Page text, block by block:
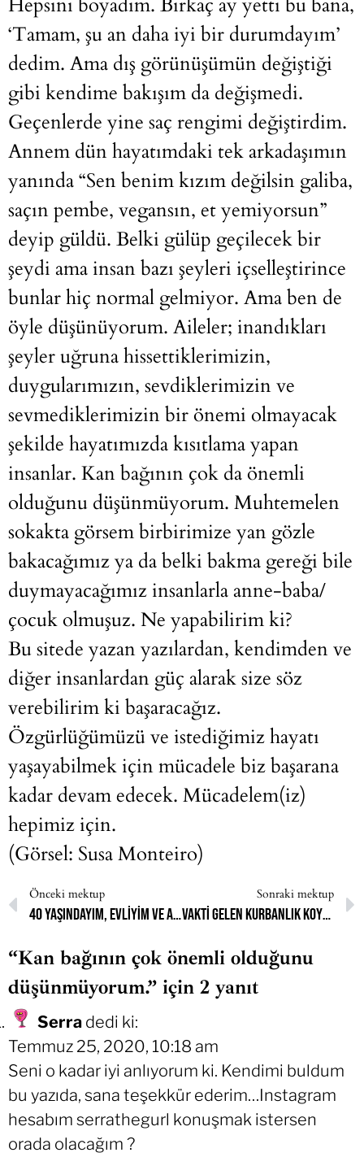
‘Tamam, şu an daha iyi bir durumdayım’
dedim. Ama dış görünüşümün değiştiği
gibi kendime bakışım da değişmedi.
Geçenlerde yine saç rengimi değiştirdim.
Annem dün hayatımdaki tek arkadaşımın
yanında “Sen benim kızım değilsin galiba,
saçın pembe, vegansın, et yemiyorsun”
deyip güldü. Belki gülüp geçilecek bir
şeydi ama insan bazı şeyleri içselleştirince
bunlar hiç normal gelmiyor. Ama ben de
öyle düşünüyorum. Aileler; inandıkları
şeyler uğruna hissettiklerimizin,
duygularımızın, sevdiklerimizin ve
sevmediklerimizin bir önemi olmayacak
şekilde hayatımızda kısıtlama yapan
insanlar. Kan bağının çok da önemli
olduğunu düşünmüyorum. Muhtemelen
sokakta görsem birbirimize yan gözle
bakacağımız ya da belki bakma gereği bile
duymayacağımız insanlarla anne-baba/
çocuk olmuşuz. Ne yapabilirim ki?
Bu sitede yazan yazılardan, kendimden ve
diğer insanlardan güç alarak size söz
verebilirim ki başaracağız.
Özgürlüğümüzü ve istediğimiz hayatı
yaşayabilmek için mücadele biz başarana
kadar devam edecek. Mücadelem(iz)
hepimiz için.
(Görsel: Susa Monteiro)
Önceki mektup
40 yaşındayım, evliyim ve anneyim.
Sonraki mektup
Vakti gelen kurbanlık koyunlar gibi!
“Kan bağının çok önemli olduğunu
düşünmüyorum.” için 2 yanıt
Serra dedi ki:
Temmuz 25, 2020, 10:18 am
Seni o kadar iyi anlıyorum ki. Kendimi buldum
bu yazıda, sana teşekkür ederim…Instagram
hesabım serrathegurl konuşmak istersen
orada olacağım ?